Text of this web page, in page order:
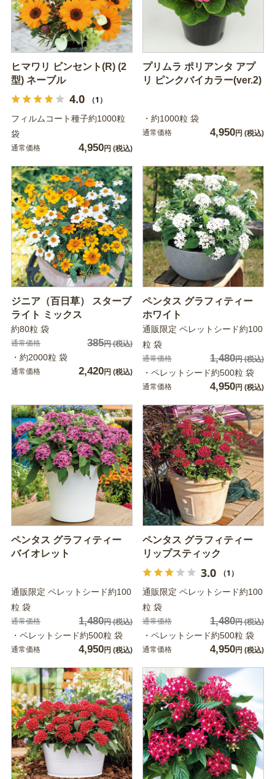
ヒマワリ ビンセント(R) (2
型) ネーブル
4.0 （1）
フィルムコート種子約1000粒
袋
通常価格 4,950円 (税込)
プリムラ ポリアンタ アプ
リ ピンクバイカラー(ver.2)
・約1000粒 袋
通常価格 4,950円 (税込)
ジニア（百日草） スターブ
ライト ミックス
約80粒 袋
通常価格 385円(税込)
・約2000粒 袋
通常価格 2,420円 (税込)
ペンタス グラフィティー
ホワイト
通販限定 ペレットシード約100
粒 袋
通常価格 1,480円(税込)
・ペレットシード約500粒 袋
通常価格 4,950円 (税込)
ペンタス グラフィティー
バイオレット
通販限定 ペレットシード約100
粒 袋
通常価格 1,480円(税込)
・ペレットシード約500粒 袋
通常価格 4,950円 (税込)
ペンタス グラフィティー
リップスティック
3.0 （1）
通販限定 ペレットシード約100
粒 袋
通常価格 1,480円(税込)
・ペレットシード約500粒 袋
通常価格 4,950円 (税込)